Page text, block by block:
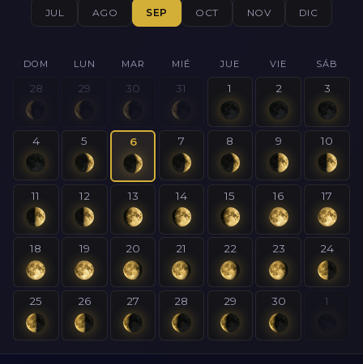
JUL AGO SEP OCT NOV DIC
DOM LUN MAR MIÉ JUE VIE SÁB
28 29 30 31 1 2 3
4 5 6 7 8 9 10
11 12 13 14 15 16 17
18 19 20 21 22 23 24
25 26 27 28 29 30 1